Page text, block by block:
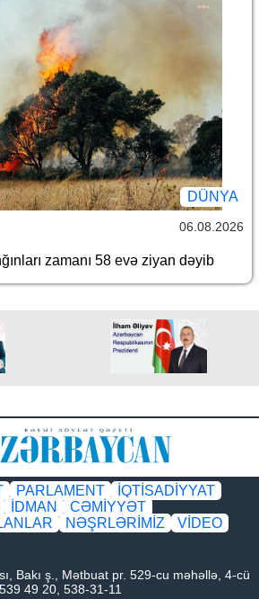
DÜNYA
06.08.2026
zamanı 58 evə ziyan dəyib
PARLAMENT
İQTİSADİYYAT
İDMAN
CƏMİYYƏT
NƏŞRLƏRİMİZ
VİDEO
Bakı ş., Mətbuat pr. 529-cu məhəllə, 4-cü
49 20, 538-31-11